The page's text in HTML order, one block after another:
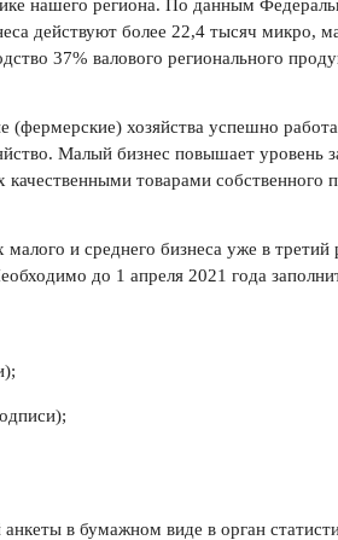
нашего региона. По данным
действуют более 22,4 тысяч микро,
37% валового регионального
хозяйства успешно
Малый бизнес повышает уровень
товарами собственного
и среднего бизнеса уже в третий
до 1 апреля 2021 года
в бумажном виде в орган